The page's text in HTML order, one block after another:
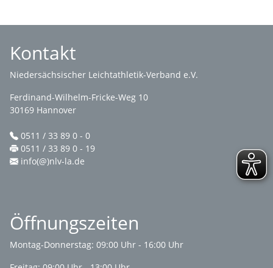
Kontakt
Niedersächsischer Leichtathletik-Verband e.V.
Ferdinand-Wilhelm-Fricke-Weg 10
30169 Hannover
0511 / 33 89 0 - 0
0511 / 33 89 0 - 19
info(@)nlv-la.de
Öffnungszeiten
Montag-Donnerstag: 09:00 Uhr - 16:00 Uhr